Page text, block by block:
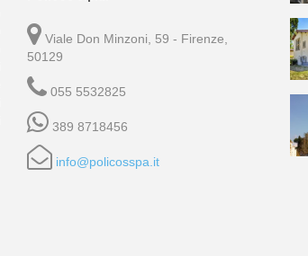
Viale Don Minzoni, 59 - Firenze,
50129
055 5532825
389 8718456
info@policosspa.it